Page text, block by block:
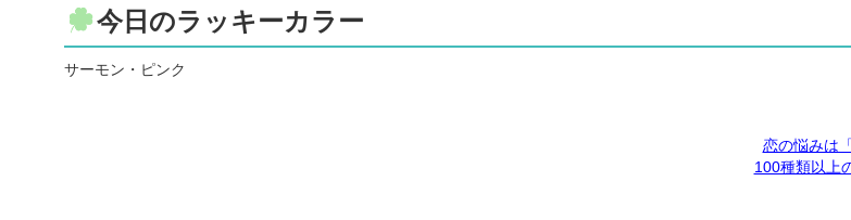
今日のラッキーカラー
サーモン・ピンク
恋の悩みは
100種類以上